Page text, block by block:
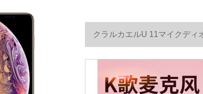
クラルカエルU 11マイクディ